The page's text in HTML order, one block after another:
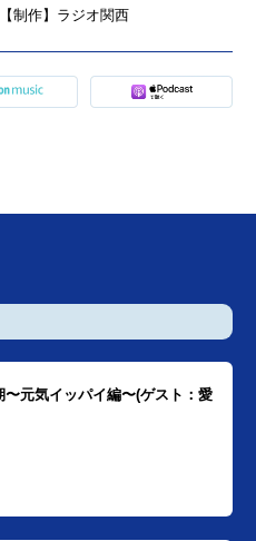
制作】ラジオ関西
元気イッパイ編〜(ゲスト：愛